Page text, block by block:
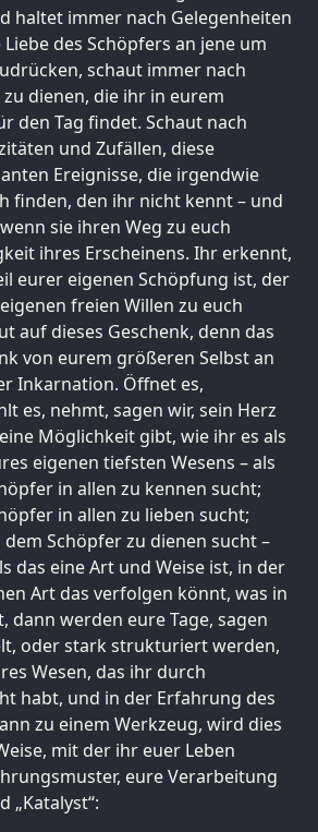
haltet immer nach Gelegenheiten
des Schöpfers an jene um
schaut immer nach
dienen, die ihr in eurem
den Tag findet. Schaut nach
und Zufällen, diese
Ereignisse, die irgendwie
finden, den ihr nicht kennt – und
sie ihren Weg zu euch
ihres Erscheinens. Ihr erkennt,
eurer eigenen Schöpfung ist, der
freien Willen zu euch
auf dieses Geschenk, denn das
von eurem größeren Selbst an
Inkarnation. Öffnet es,
es, nehmt, sagen wir, sein Herz
Möglichkeit gibt, wie ihr es als
eigenen tiefsten Wesens – als
in allen zu kennen sucht;
in allen zu lieben sucht;
dem Schöpfer zu dienen sucht –
das eine Art und Weise ist, in der
Art das verfolgen könnt, was in
dann werden eure Tage, sagen
oder stark strukturiert werden,
Wesen, das ihr durch
habt, und in der Erfahrung des
zu einem Werkzeug, wird dies
mit der ihr euer Leben
eure Verarbeitung
„Katalyst“: